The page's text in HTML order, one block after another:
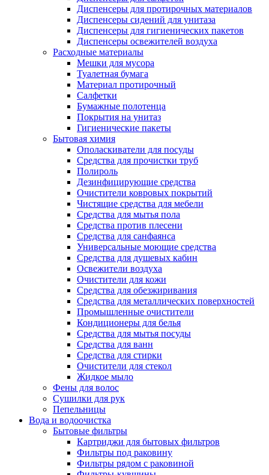
Диспенсеры для протирочных материалов
Диспенсеры сидений для унитаза
Диспенсеры для гигиенических пакетов
Диспенсеры освежителей воздуха
Расходные материалы
Мешки для мусора
Туалетная бумага
Материал протирочный
Салфетки
Бумажные полотенца
Покрытия на унитаз
Гигиенические пакеты
Бытовая химия
Ополаскиватели для посуды
Средства для прочистки труб
Полироль
Дезинфицирующие средства
Очистители ковровых покрытий
Чистящие средства для мебели
Средства для мытья пола
Средства против плесени
Средства для санфаянса
Универсальные моющие средства
Средства для душевых кабин
Освежители воздуха
Очистители для кожи
Средства для обезжиривания
Средства для металлических поверхностей
Промышленные очистители
Кондиционеры для белья
Средства для мытья посуды
Средства для ванн
Средства для стирки
Очистители для стекол
Жидкое мыло
Фены для волос
Сушилки для рук
Пепельницы
Вода и водоочистка
Бытовые фильтры
Картриджи для бытовых фильтров
Фильтры под раковину
Фильтры рядом с раковиной